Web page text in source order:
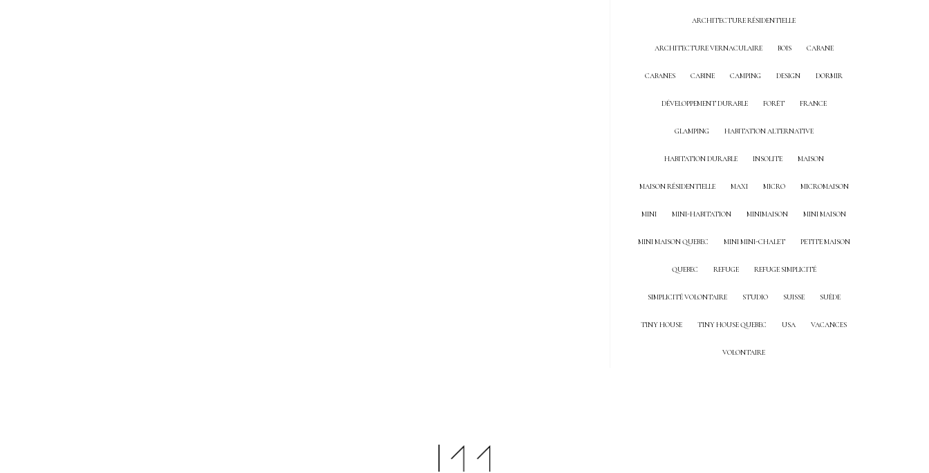
ARCHITECTURE RÉSIDENTIELLE
ARCHITECTURE VERNACULAIRE BOIS CABANE
CABANES CABINE CAMPING DESIGN DORMIR
DÉVELOPPEMENT DURABLE FORÊT FRANCE
GLAMPING HABITATION ALTERNATIVE
HABITATION DURABLE INSOLITE MAISON
MAISON RÉSIDENTIELLE MAXI MICRO MICROMAISON
MINI MINI-HABITATION MINIMAISON MINI MAISON
MINI MAISON QUEBEC MINI MINI-CHALET PETITE MAISON
QUEBEC REFUGE REFUGE SIMPLICITÉ
SIMPLICITÉ VOLONTAIRE STUDIO SUISSE SUÈDE
TINY HOUSE TINY HOUSE QUEBEC USA VACANCES
VOLONTAIRE